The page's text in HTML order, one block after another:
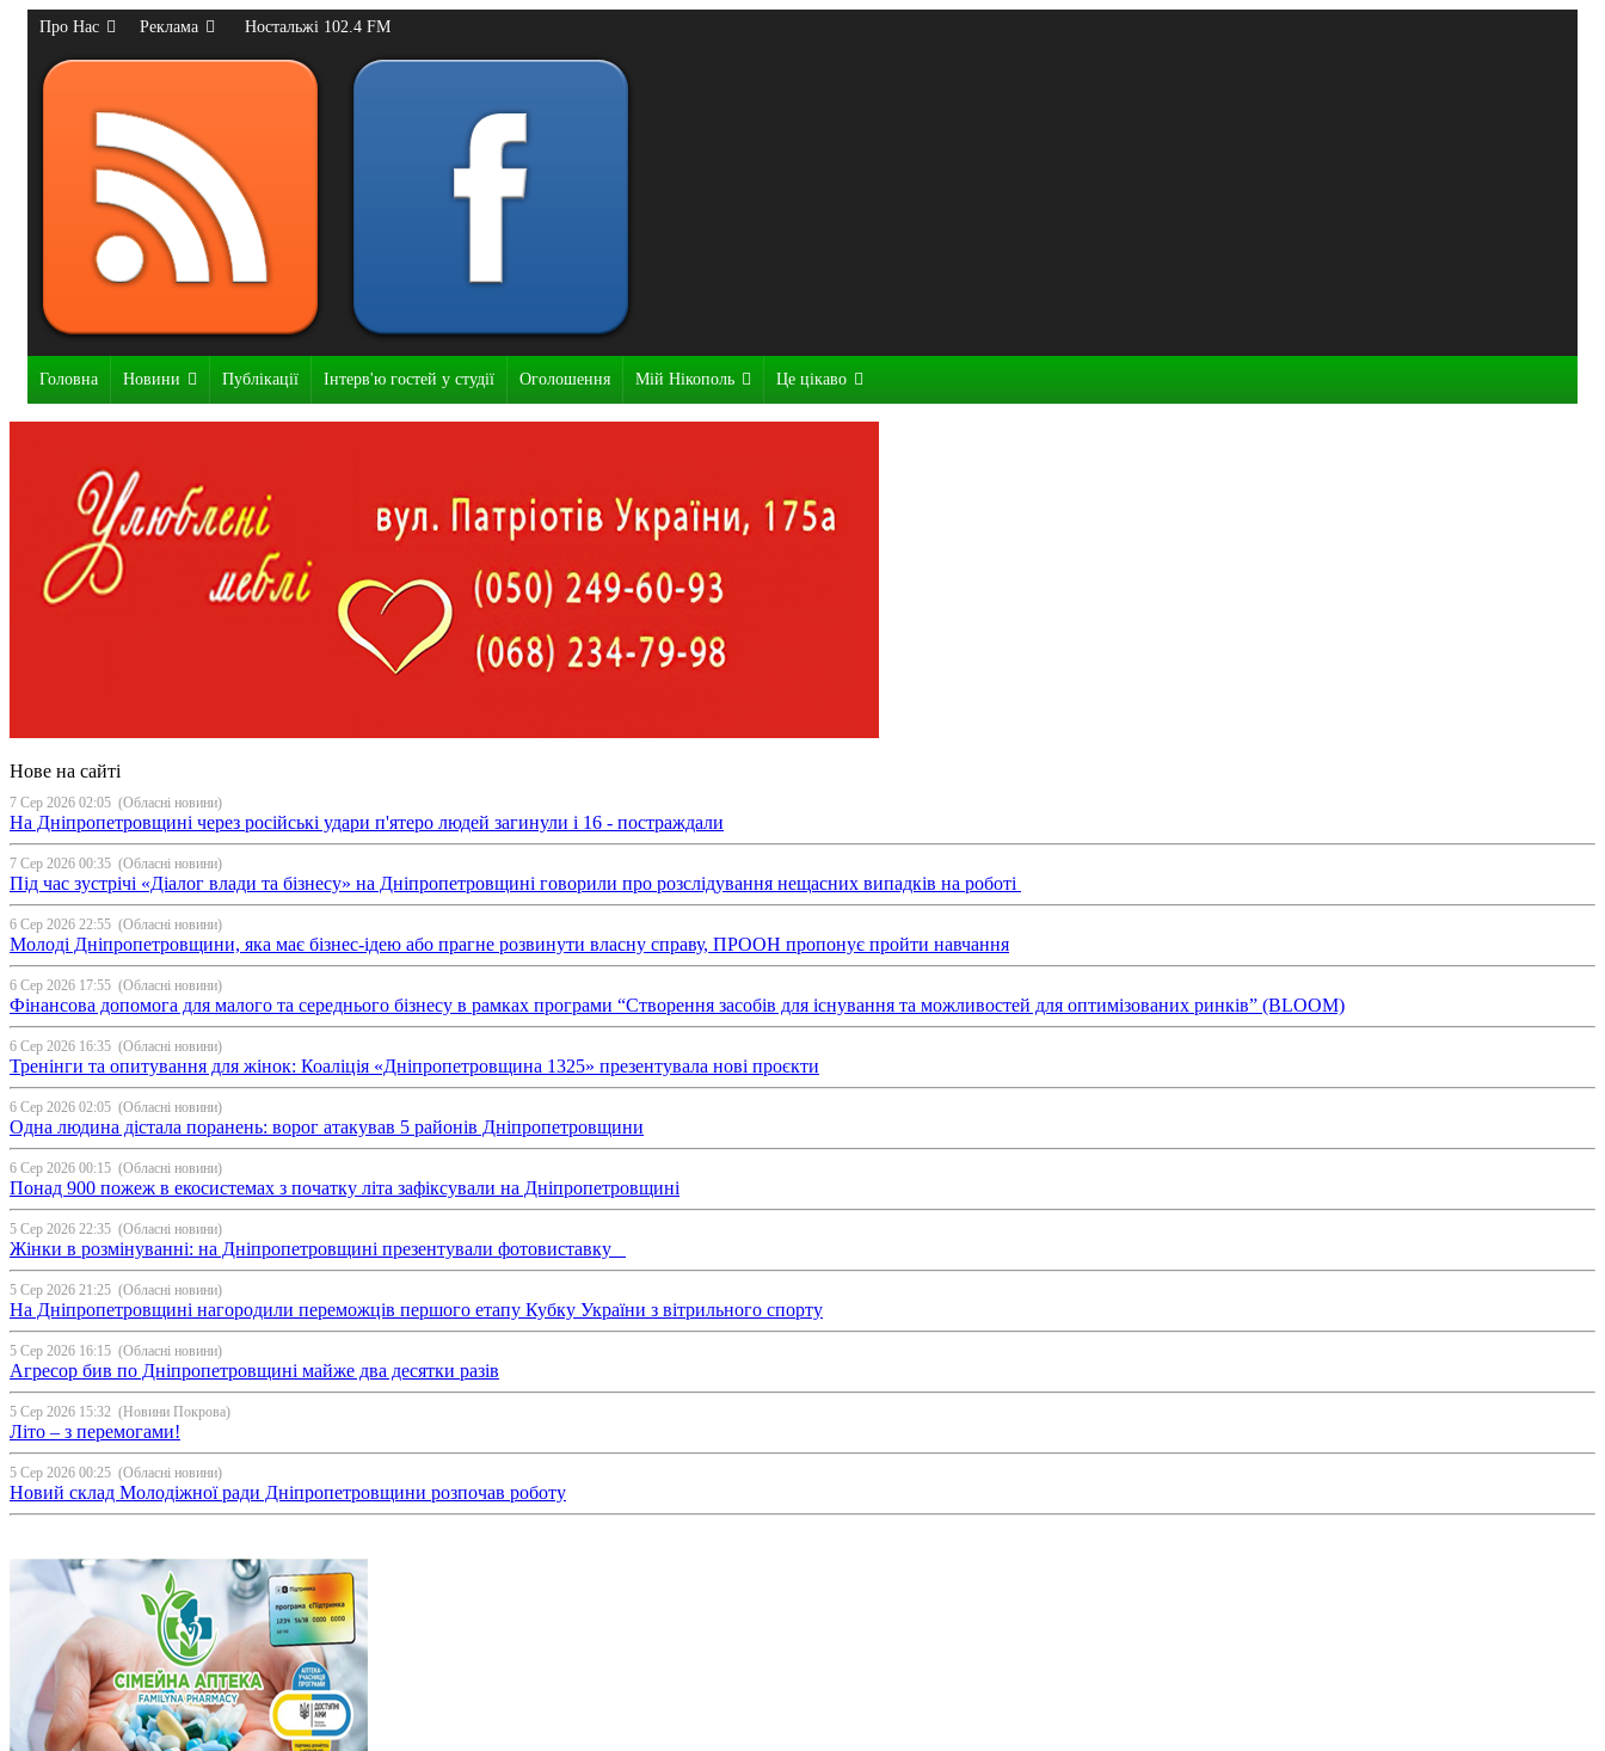
Про Нас Реклама Ностальжі 102.4 FM
Головна Новини Публікації Інтерв'ю гостей у студії Оголошення Мій Нікополь Це цікаво
Нове на сайті
7 Сер 2026 02:05 (Обласні новини)
На Дніпропетровщині через російські удари п'ятеро людей загинули і 16 - постраждали
7 Сер 2026 00:35 (Обласні новини)
Під час зустрічі «Діалог влади та бізнесу» на Дніпропетровщині говорили про розслідування нещасних випадків на роботі
6 Сер 2026 22:55 (Обласні новини)
Молоді Дніпропетровщини, яка має бізнес-ідею або прагне розвинути власну справу, ПРООН пропонує пройти навчання
6 Сер 2026 17:55 (Обласні новини)
Фінансова допомога для малого та середнього бізнесу в рамках програми “Створення засобів для існування та можливостей для оптимізованих ринків” (BLOOM)
6 Сер 2026 16:35 (Обласні новини)
Тренінги та опитування для жінок: Коаліція «Дніпропетровщина 1325» презентувала нові проєкти
6 Сер 2026 02:05 (Обласні новини)
Одна людина дістала поранень: ворог атакував 5 районів Дніпропетровщини
6 Сер 2026 00:15 (Обласні новини)
Понад 900 пожеж в екосистемах з початку літа зафіксували на Дніпропетровщині
5 Сер 2026 22:35 (Обласні новини)
Жінки в розмінуванні: на Дніпропетровщині презентували фотовиставку
5 Сер 2026 21:25 (Обласні новини)
На Дніпропетровщині нагородили переможців першого етапу Кубку України з вітрильного спорту
5 Сер 2026 16:15 (Обласні новини)
Агресор бив по Дніпропетровщині майже два десятки разів
5 Сер 2026 15:32 (Новини Покрова)
Літо – з перемогами!
5 Сер 2026 00:25 (Обласні новини)
Новий склад Молодіжної ради Дніпропетровщини розпочав роботу